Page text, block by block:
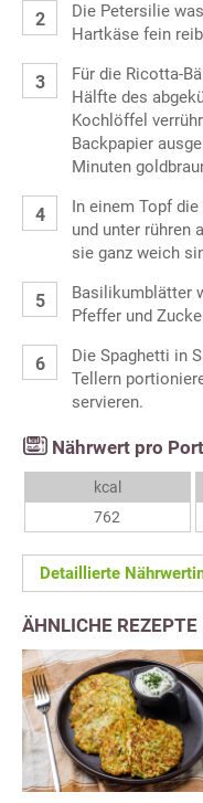
Die Petersilie
Hartkäse fein
Für die Ricotta-
Hälfte des
Kochlöffel
Backpapier
Minuten
In einem Topf
und unter rühren
sie ganz weich
Basilikumblätter
Pfeffer und
Die Spaghetti in
Tellern
servieren.
Nährwert pro
kcal
762
Detaillierte
ÄHNLICHE REZEPTE